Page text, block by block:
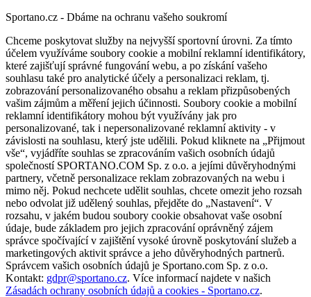
Sportano.cz - Dbáme na ochranu vašeho soukromí
Chceme poskytovat služby na nejvyšší sportovní úrovni. Za tímto
účelem využíváme soubory cookie a mobilní reklamní identifikátory,
které zajišťují správné fungování webu, a po získání vašeho
souhlasu také pro analytické účely a personalizaci reklam, tj.
zobrazování personalizovaného obsahu a reklam přizpůsobených
vašim zájmům a měření jejich účinnosti. Soubory cookie a mobilní
reklamní identifikátory mohou být využívány jak pro
personalizované, tak i nepersonalizované reklamní aktivity - v
závislosti na souhlasu, který jste udělili. Pokud kliknete na „Přijmout
vše“, vyjádříte souhlas se zpracováním vašich osobních údajů
společností SPORTANO.COM Sp. z o.o. a jejími důvěryhodnými
partnery, včetně personalizace reklam zobrazovaných na webu i
mimo něj. Pokud nechcete udělit souhlas, chcete omezit jeho rozsah
nebo odvolat již udělený souhlas, přejděte do „Nastavení“. V
rozsahu, v jakém budou soubory cookie obsahovat vaše osobní
údaje, bude základem pro jejich zpracování oprávněný zájem
správce spočívající v zajištění vysoké úrovně poskytování služeb a
marketingových aktivit správce a jeho důvěryhodných partnerů.
Správcem vašich osobních údajů je Sportano.com Sp. z o.o.
Kontakt: gdpr@sportano.cz. Více informací najdete v našich
Zásadách ochrany osobních údajů a cookies - Sportano.cz.